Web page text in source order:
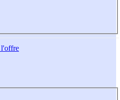
l'offre